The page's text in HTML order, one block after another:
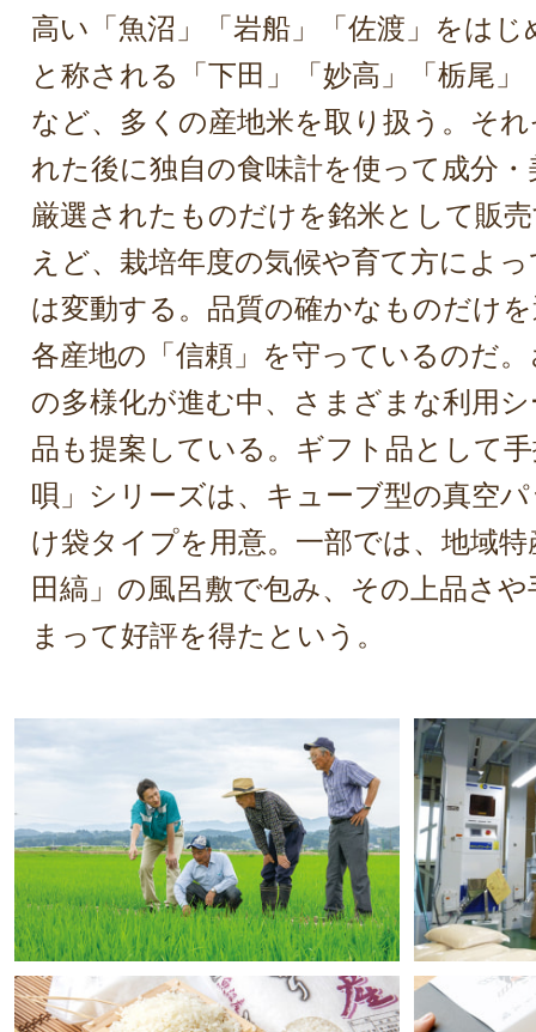
高い「魚沼」「岩船」「佐渡」をは
と称される「下田」「妙高」「栃尾」
など、多くの産地米を取り扱う。そ
れた後に独自の食味計を使って成分
厳選されたものだけを銘米として販
えど、栽培年度の気候や育て方によ
は変動する。品質の確かなものだけ
各産地の「信頼」を守っているのだ
の多様化が進む中、さまざまな利用
品も提案している。ギフト品として
唄」シリーズは、キューブ型の真空
け袋タイプを用意。一部では、地域
田縞」の風呂敷で包み、その上品さ
まって好評を得たという。